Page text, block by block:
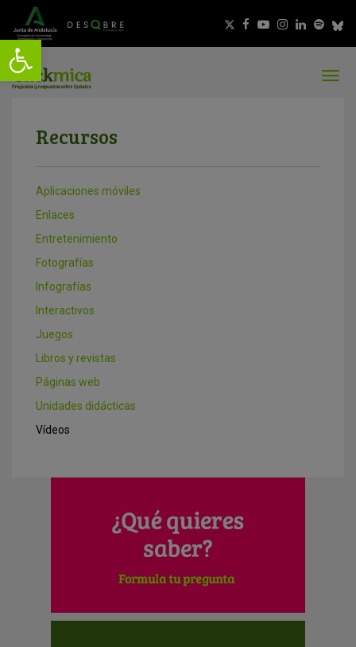
Recursos
Aplicaciones móviles
Enlaces
Entretenimiento
Fotografías
Infografías
Interactivos
Juegos
Libros y revistas
Páginas web
Unidades didácticas
Vídeos